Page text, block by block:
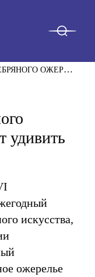
УДИВИТЬ ИСКУШЕННОГО ТУРИСТА
удивить
искусства,
ожерелье